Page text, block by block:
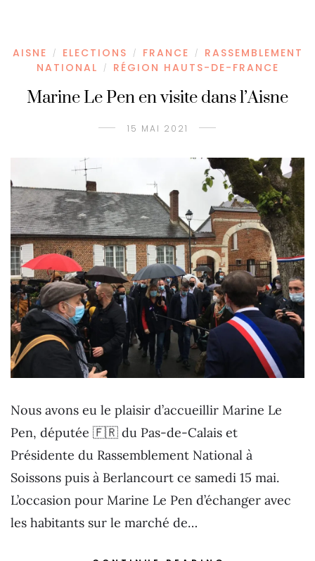
AISNE / ELECTIONS / FRANCE /
RASSEMBLEMENT
NATIONAL
/ RÉGION HAUTS-DE-FRANCE
Marine Le Pen en visite dans l’Aisne
15 MAI 2021
Nous avons eu le plaisir d’accueillir Marine Le
Pen, députée 🇫🇷 du Pas-de-Calais et
Présidente du Rassemblement National à
Soissons puis à Berlancourt ce samedi 15 mai.
L’occasion pour Marine Le Pen d’échanger avec
les habitants sur le marché de…